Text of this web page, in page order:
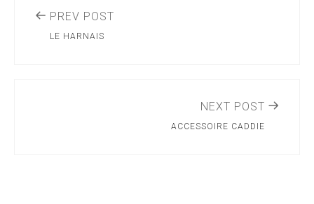
PREV POST
LE HARNAIS
NEXT POST
ACCESSOIRE CADDIE